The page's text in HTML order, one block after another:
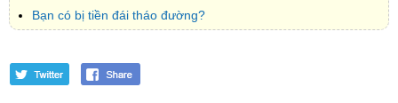
Bạn có bị tiền đái tháo đường?